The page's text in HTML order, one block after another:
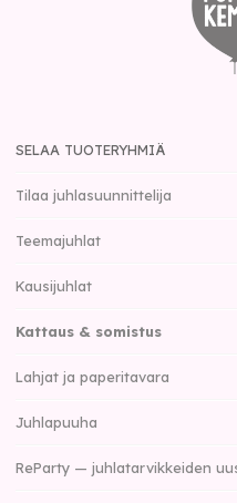
SELAA TUOTERYHMIÄ
Tilaa juhlasuunnittelija
Teemajuhlat
Kausijuhlat
Kattaus & somistus
Lahjat ja paperitavara
Juhlapuuha
ReParty — juhlatarvikkeiden